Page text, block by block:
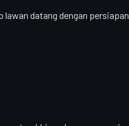
datang dengan